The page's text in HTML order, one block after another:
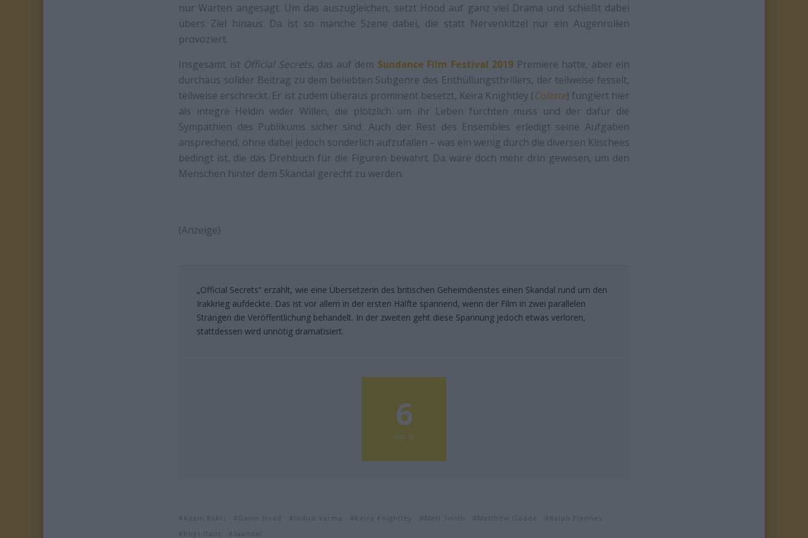
nur Warten angesagt. Um das auszugleichen, setzt Hood auf ganz viel Drama und schießt dabei
übers Ziel hinaus. Da ist so manche Szene dabei, die statt Nervenkitzel nur ein Augenrollen
provoziert.
Insgesamt ist Official Secrets, das auf dem Sundance Film Festival 2019 Premiere hatte, aber ein
durchaus solider Beitrag zu dem beliebten Subgenre des Enthüllungsthrillers, der teilweise fesselt,
teilweise erschreckt. Er ist zudem überaus prominent besetzt, Keira Knightley (Colette) fungiert hier
als integre Heldin wider Willen, die plötzlich um ihr Leben fürchten muss und der dafür die
Sympathien des Publikums sicher sind. Auch der Rest des Ensembles erledigt seine Aufgaben
ansprechend, ohne dabei jedoch sonderlich aufzufallen – was ein wenig durch die diversen Klischees
bedingt ist, die das Drehbuch für die Figuren bewahrt. Da wäre doch mehr drin gewesen, um den
Menschen hinter dem Skandal gerecht zu werden.
(Anzeige)
„Official Secrets“ erzählt, wie eine Übersetzerin des britischen Geheimdienstes einen Skandal rund um den
Irakkrieg aufdeckte. Das ist vor allem in der ersten Hälfte spannend, wenn der Film in zwei parallelen
Strängen die Veröffentlichung behandelt. In der zweiten geht diese Spannung jedoch etwas verloren,
stattdessen wird unnötig dramatisiert.
6
von 10
Adam Bakri Gavin Hood Indira Varma Keira Knightley Matt Smith Matthew Goode
Ralph Fiennes
Rhys Ifans
Skandal